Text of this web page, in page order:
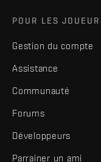
POUR LES
Gestion du compte
Assistance
Communauté
Forums
Développeurs
Parrainer un ami